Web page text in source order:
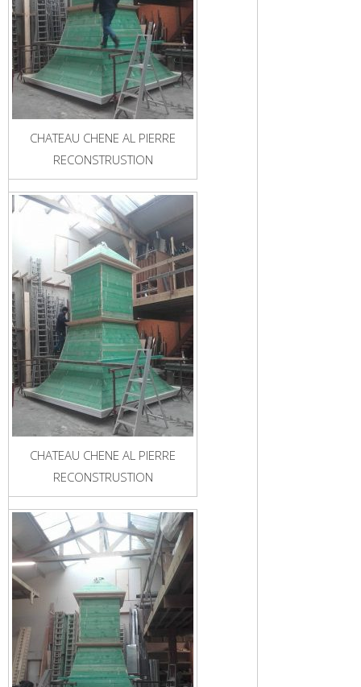
CHATEAU CHENE AL PIERRE
RECONSTRUSTION
CHATEAU CHENE AL PIERRE
RECONSTRUSTION